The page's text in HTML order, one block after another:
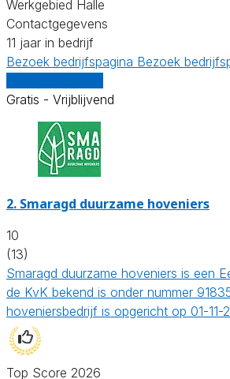
Werkgebied Halle
Contactgegevens
11 jaar in bedrijf
Bezoek bedrijfspagina Bezoek
Gratis - Vrijblijvend
2. Smaragd duurzame hoveniers
10
(13)
Smaragd duurzame hoveniers is een
de KvK bekend is onder nummer
hoveniersbedrijf is opgericht op 01-11-
Top Score 2026